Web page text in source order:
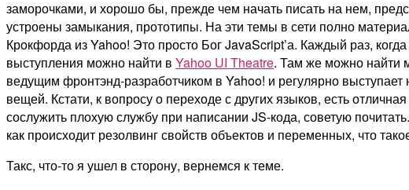
заморочками, и хорошо бы, прежде чем начать писать на нем,
устроены замыкания, прототипы. На эти темы в сети полно
Крокфорда из Yahoo! Это просто Бог JavaScript’а. Каждый раз,
выступления можно найти в Yahoo UI Theatre. Там же можно найти
ведущим фронтэнд-разработчиком в Yahoo! и регулярно
вещей. Кстати, к вопросу о переходе с других языков, есть отличная
сослужить плохую службу при написании JS-кода, советую
как происходит резолвинг свойств объектов и переменных, что
Такс, что-то я ушел в сторону, вернемся к теме.